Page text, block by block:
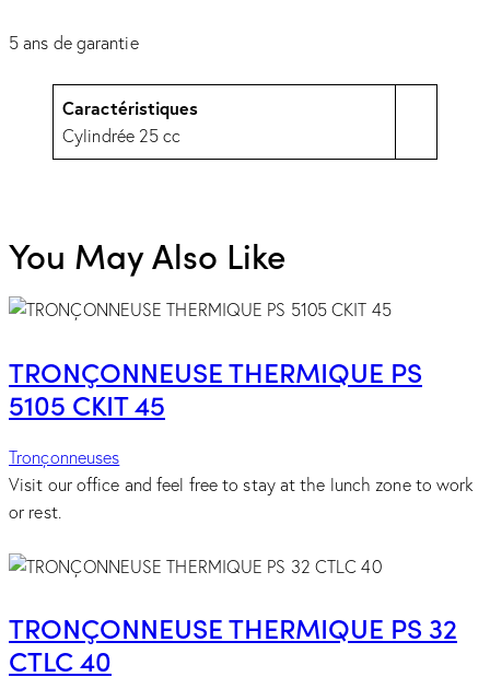
5 ans de garantie
Caractéristiques
Cylindrée 25 cc
You May Also Like
TRONÇONNEUSE THERMIQUE PS
5105 CKIT 45
Tronçonneuses
Visit our office and feel free to stay at the lunch zone to work
or rest.
TRONÇONNEUSE THERMIQUE PS 32
CTLC 40